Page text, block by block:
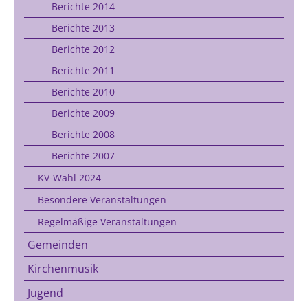
Berichte 2014
Berichte 2013
Berichte 2012
Berichte 2011
Berichte 2010
Berichte 2009
Berichte 2008
Berichte 2007
KV-Wahl 2024
Besondere Veranstaltungen
Regelmäßige Veranstaltungen
Gemeinden
Kirchenmusik
Jugend